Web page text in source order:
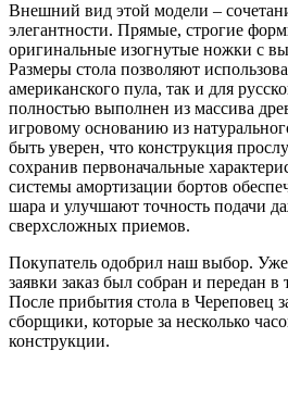
Внешний вид этой модели –
элегантности. Прямые, строгие
оригинальные изогнутые ножки с
Размеры стола позволяют
американского пула, так и для
полностью выполнен из массива
игровому основанию из
быть уверен, что конструкция
сохранив первоначальные
системы амортизации бортов
шара и улучшают точность подачи
сверхсложных приемов.
Покупатель одобрил наш выбор.
заявки заказ был собран и передан
После прибытия стола в Череповец
сборщики, которые за несколько
конструкции.